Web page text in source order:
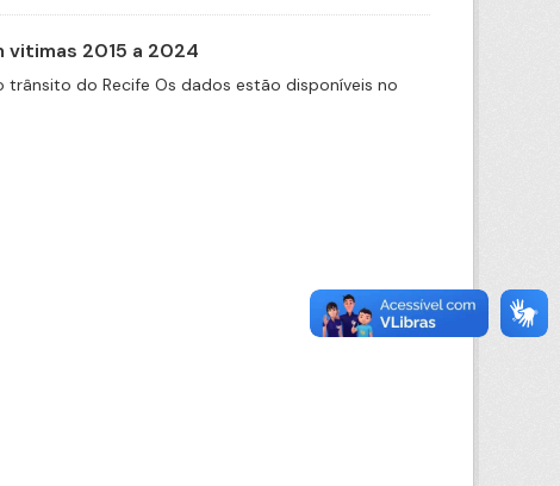
2015 a 2024
do Recife Os dados estão disponíveis no